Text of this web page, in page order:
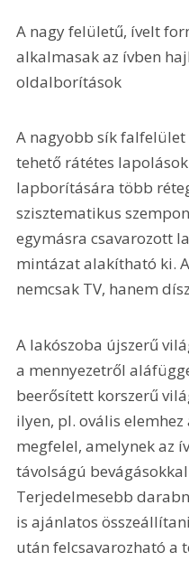
A nagy felületű, ívelt
alkalmasak az ívben
oldalborítások
A nagyobb sík
tehető rátétes
lapborítására több
szisztematikus
egymásra csavarozott
mintázat alakítható ki.
nemcsak TV, hanem
A lakószoba újszerű
a mennyezetről
beerősített korszerű
ilyen, pl. ovális
megfelel, amelynek az
távolságú
Terjedelmesebb
is ajánlatos
után felcsavarozható a